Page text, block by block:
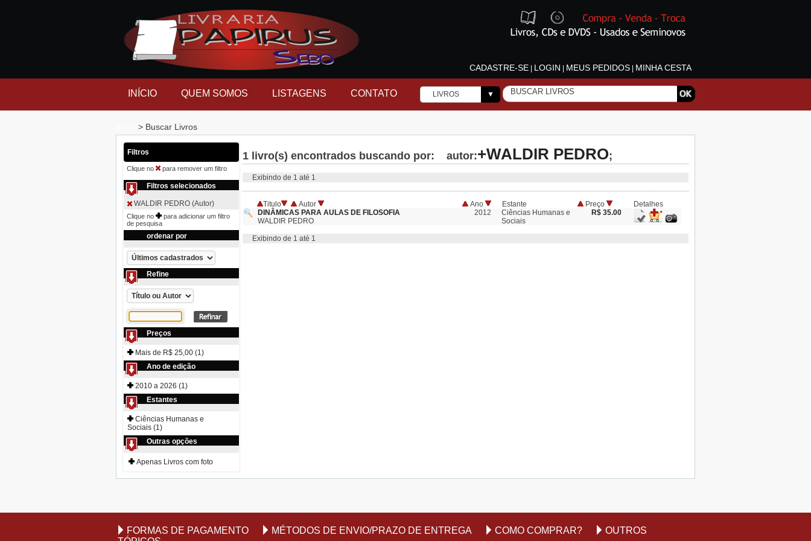
CADASTRE-SE LOGIN MEUS PEDIDOS MINHA CESTA
INÍCIO QUEM SOMOS LISTAGENS CONTATO LIVROS ▼
> Buscar Livros
Filtros
Clique no para remover um filtro
Filtros selecionados
WALDIR PEDRO (Autor)
Clique no
para adicionar um filtro
de pesquisa
ordenar por
Refine
Preços
Mais de R$ 25,00 (1)
Ano de edição
2010 a 2026 (1)
Estantes
Ciências Humanas e
Sociais (1)
Outras opções
Apenas Livros com foto
1 livro(s) encontrados buscando por: autor:+WALDIR PEDRO;
Exibindo de 1 até 1
Titulo Autor Ano Estante Preço
Detalhes
DINÂMICAS PARA AULAS DE FILOSOFIA
WALDIR PEDRO
2012
Ciências Humanas e
Sociais
R$ 35.00
Exibindo de 1 até 1
FORMAS DE PAGAMENTO MÉTODOS DE ENVIO/PRAZO DE ENTREGA COMO COMPRAR?
OUTROS